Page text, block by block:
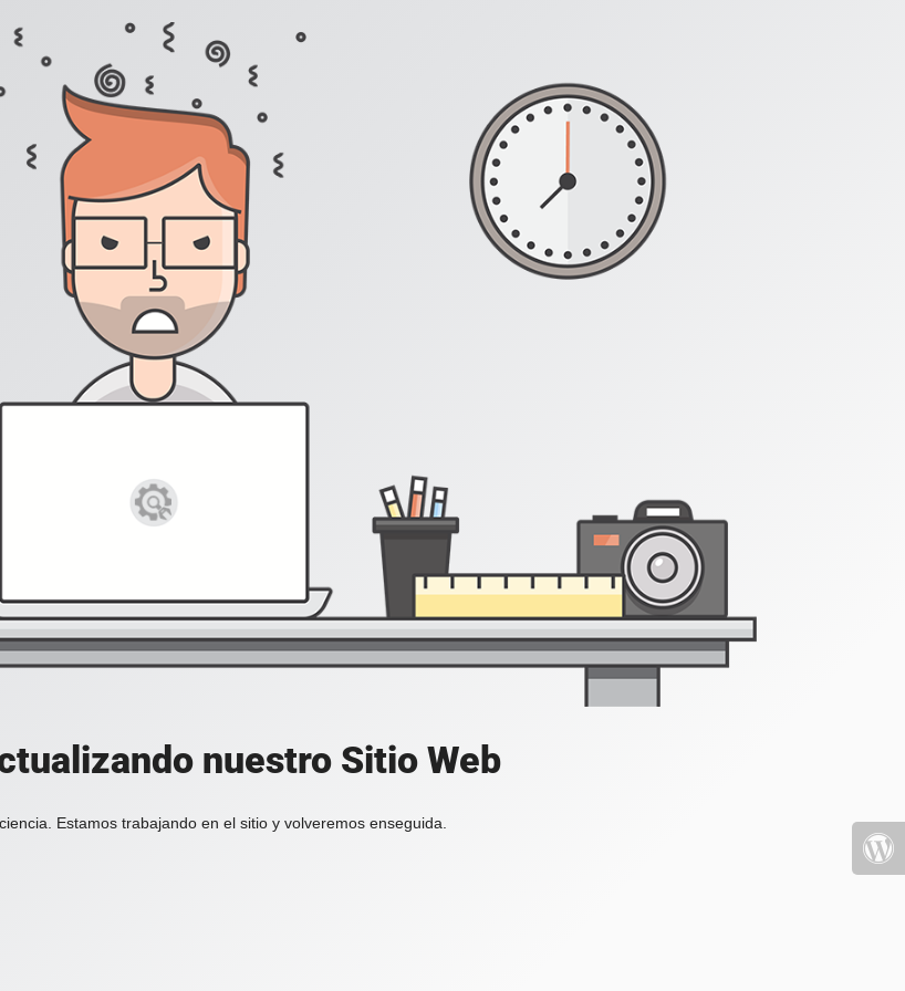
nuestro Sitio Web
Estamos trabajando en el sitio y volveremos enseguida.